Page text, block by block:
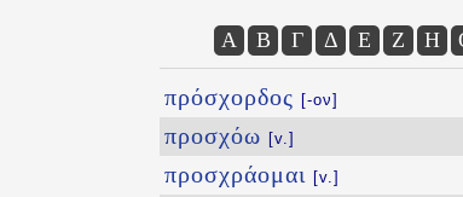
Α Β Γ Δ Ε Ζ Η
πρόσχορδος [-ον]
προσχόω [v.]
προσχράομαι [v.]